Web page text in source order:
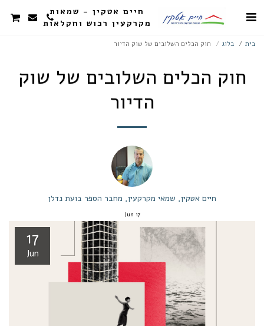
חיים אטקין - שמאות
מקרקעין רכוש וחקלאות
בית בלוג חוק הכלים השלובים של שוק הדיור
חוק הכלים השלובים של שוק
הדיור
חיים אטקין, שמאי מקרקעין, מחבר הספר בועת נדלן
17
Jun
17
Jun